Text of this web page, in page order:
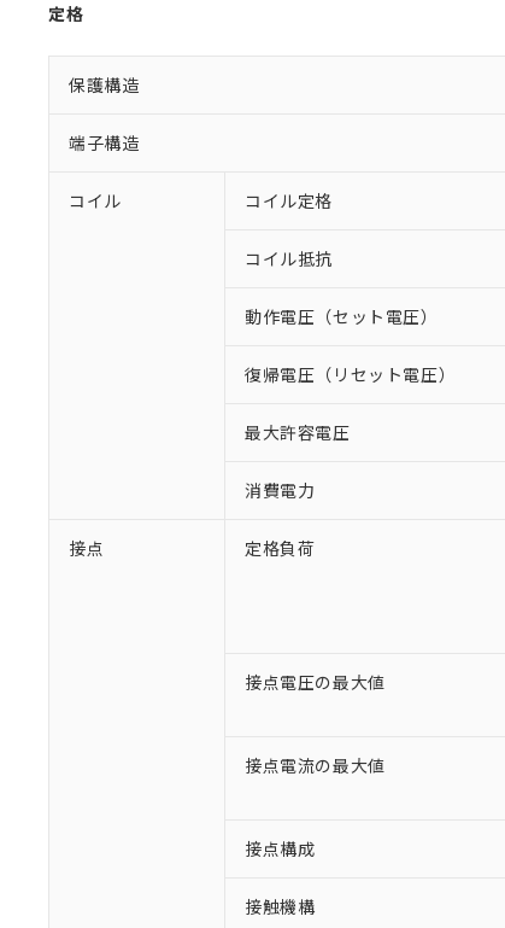
定格
保護構造
端子構造
コイル コイル定格
コイル抵抗
動作電圧（セット電圧）
復帰電圧（リセット電圧）
最大許容電圧
消費電力
接点 定格負荷
接点電圧の最大値
接点電流の最大値
接点構成
接触機構
ご利用
以下の条件
本サー
対応済み
対応予定な
調査・確認
非該当品：
仕入先様の
※1 中国
「×」：最大